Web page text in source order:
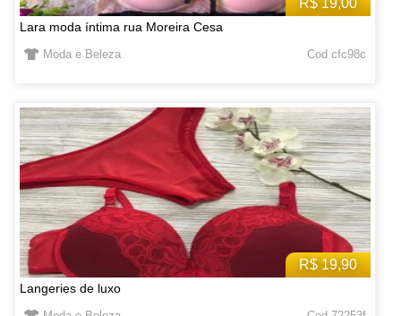
R$ 19,00
Lara moda íntima rua Moreira Cesa
Moda e Beleza Cod cfc98c
R$ 19,90
Langeries de luxo